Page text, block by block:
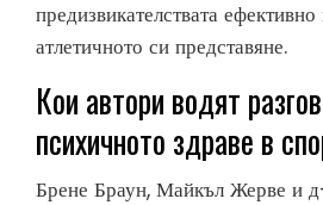
предизвикателствата
атлетичното си представяне.
Кои автори водят
психичното здраве в
Брене Браун, Майкъл Жерве